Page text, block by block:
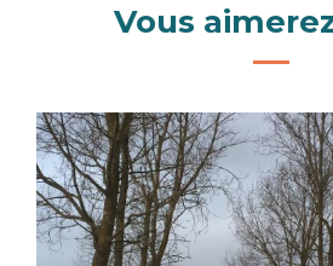
Vous